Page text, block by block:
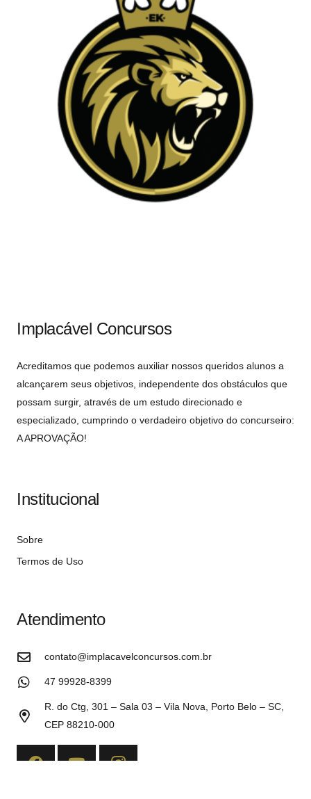
Implacável Concursos
Acreditamos que podemos auxiliar nossos queridos alunos a
alcançarem seus objetivos, independente dos obstáculos que
possam surgir, através de um estudo direcionado e
especializado, cumprindo o verdadeiro objetivo do concurseiro:
A APROVAÇÃO!
Institucional
Sobre
Termos de Uso
Atendimento
contato@implacavelconcursos.com.br
47 99928-8399
R. do Ctg, 301 – Sala 03 – Vila Nova, Porto Belo – SC,
CEP 88210-000